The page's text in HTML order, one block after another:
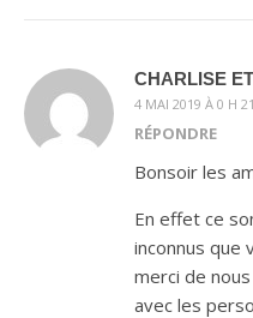
CHARLISE
4 MAI 2019 À 0 H
RÉPONDRE
Bonsoir les
En effet ce
inconnus que
merci de
avec les